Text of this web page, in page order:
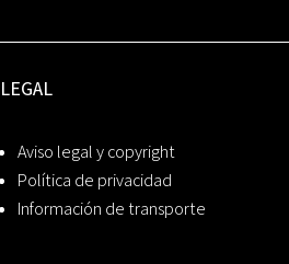
LEGAL
Aviso legal y copyright
Política de privacidad
Información de transporte